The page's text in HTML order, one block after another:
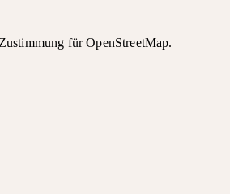
für OpenStreetMap.